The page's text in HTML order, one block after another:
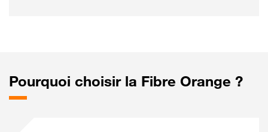
Pourquoi choisir la Fibre Orange ?